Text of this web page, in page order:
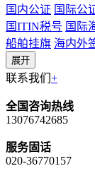
国内公证 国际公
国ITIN税号 国际
船舶挂旗 海内外
展开
联系我们 +
全国咨询热线
13076742685
服务固话
020-36770157